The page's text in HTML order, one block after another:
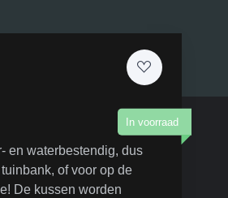
In voorraad
en waterbestendig, dus
of voor op de
De kussen worden